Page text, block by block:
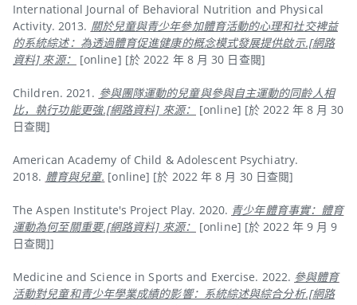
International Journal of Behavioral Nutrition and Physical
Activity. 2013. 關於兒童與青少年參加體育活動的心理和社交裨益
的系統綜述：為透過體育促進健康的概念模式發展提供啟示.[網路
資料] 來源：
[online] [於 2022 年 8 月 30 日查閱]
Children. 2021. 參與團隊運動的兒童與參與自主運動的同齡人相
比，執行功能更強.[網路資料] 來源：
[online] [於 2022 年 8 月 30
日查閱]
American Academy of Child & Adolescent Psychiatry.
2018. 體育與兒童. [online] [於 2022 年 8 月 30 日查閱]
The Aspen Institute's Project Play. 2020. 青少年體育事實：體育
運動為何至關重要.[網路資料] 來源：
[online] [於 2022 年 9 月 9
日查閱]]
Medicine and Science in Sports and Exercise. 2022. 參與體育
活動對兒童和青少年學業成績的影響：系統綜述與綜合分析.[網路